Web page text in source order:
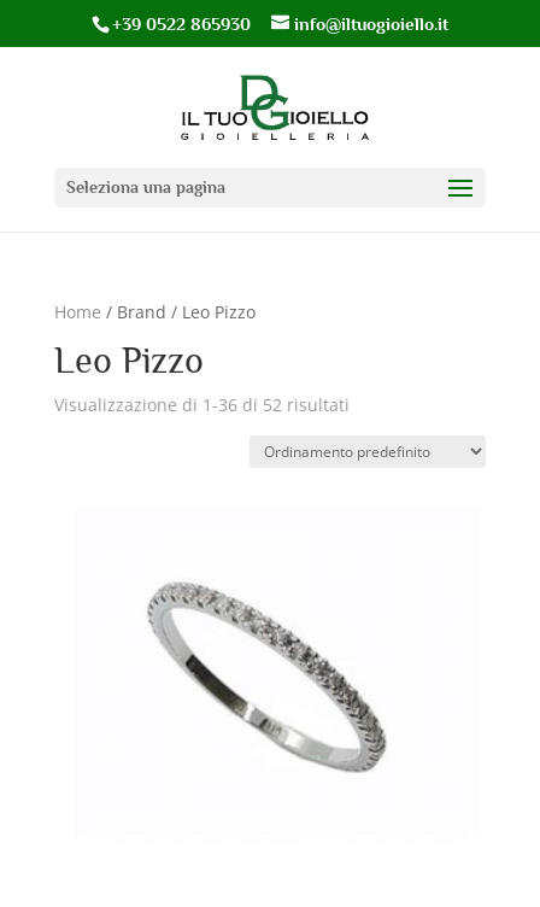
+39 0522 865930 info@iltuogioiello.it
Seleziona una pagina
Home / Brand / Leo Pizzo
Leo Pizzo
Visualizzazione di 1-36 di 52 risultati